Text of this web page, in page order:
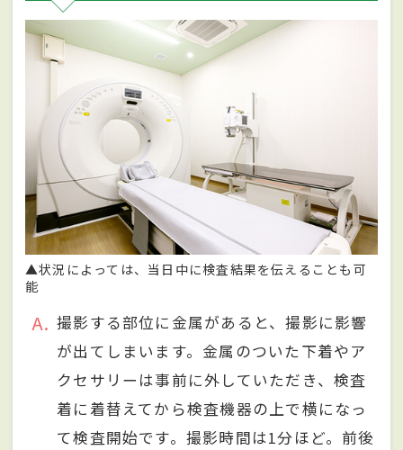
▲状況によっては、当日中に検査結果を伝えることも可
能
A
撮影する部位に金属があると、撮影に影響
が出てしまいます。金属のついた下着やア
クセサリーは事前に外していただき、検査
着に着替えてから検査機器の上で横になっ
て検査開始です。撮影時間は1分ほど。前後